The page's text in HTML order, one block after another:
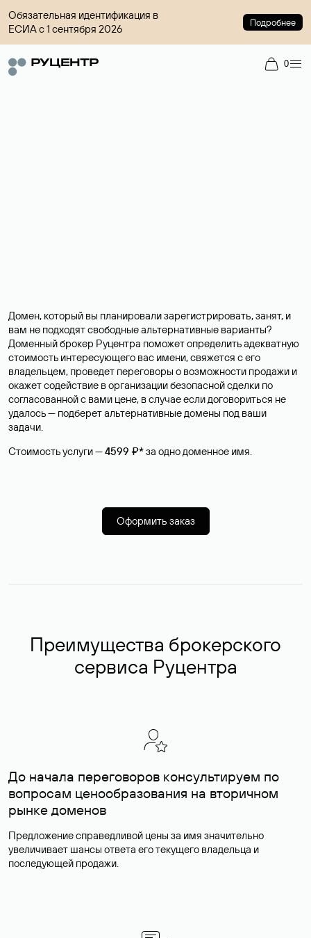
Обязательная идентификация в
ЕСИА с 1 сентября 2026
Подробнее
0
Домен, который вы планировали зарегистрировать, занят, и
вам не подходят свободные альтернативные варианты?
Доменный брокер Руцентра поможет определить адекватную
стоимость интересующего вас имени, свяжется с его
владельцем, проведет переговоры о возможности продажи и
окажет содействие в организации безопасной сделки по
согласованной с вами цене, в случае если договориться не
удалось — подберет альтернативные домены под ваши
задачи.
Стоимость услуги —4599 ₽*за одно доменное имя.
Оформить заказ
Преимущества брокерского
сервиса Руцентра
До начала переговоров консультируем по
вопросам ценообразования на вторичном
рынке доменов
Предложение справедливой цены за имя значительно
увеличивает шансы ответа его текущего владельца и
последующей продажи.